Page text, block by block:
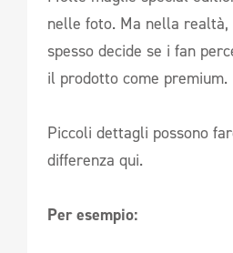
nelle foto. Ma nella realtà,
spesso decide se i fan
il prodotto come premium.
Piccoli dettagli possono
differenza qui.
Per esempio: